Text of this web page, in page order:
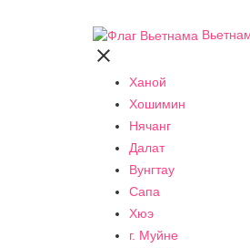

Ханой
Хошимин
Нячанг
Далат
Вунгтау
Сапа
Хюэ
г. Муйне